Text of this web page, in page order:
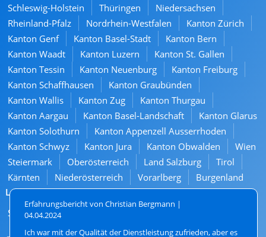
Erfahrungsbericht von Christian Bergmann |
04.04.2024
Ich war mit der Qualität der Dienstleistung zufrieden, aber es
Schleswig-Holstein
Thüringen
Niedersachsen
Rheinland-Pfalz
Nordrhein-Westfalen
Kanton Zürich
Kanton Genf
Kanton Basel-Stadt
Kanton Bern
Kanton Waadt
Kanton Luzern
Kanton St. Gallen
Kanton Tessin
Kanton Neuenburg
Kanton Freiburg
Kanton Schaffhausen
Kanton Graubünden
Kanton Wallis
Kanton Zug
Kanton Thurgau
Kanton Aargau
Kanton Basel-Landschaft
Kanton Glarus
Kanton Solothurn
Kanton Appenzell Ausserrhoden
Kanton Schwyz
Kanton Jura Kanton Obwalden
Wien
Steiermark
Oberösterreich Land Salzburg
Tirol
Kärnten
Niederösterreich Vorarlberg
Burgenland
Landkreise
Sarnen